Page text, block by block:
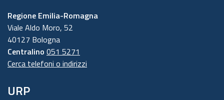
Regione Emilia-Romagna
Viale Aldo Moro, 52
40127 Bologna
Centralino 051 5271
Cerca telefoni o indirizzi
URP